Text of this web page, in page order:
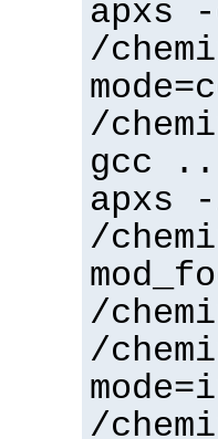
apxs
/
/
gcc
apxs
/
/
/
/